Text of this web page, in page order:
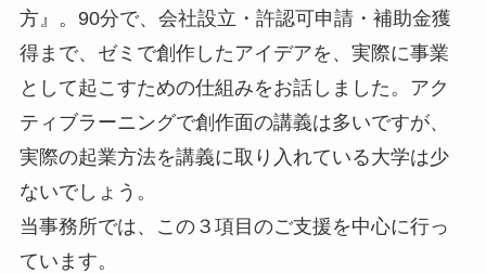
方』。90分で、会社設立・許認可申請・補助金獲
得まで、ゼミで創作したアイデアを、実際に事業
として起こすための仕組みをお話しました。アク
ティブラーニングで創作面の講義は多いですが、
実際の起業方法を講義に取り入れている大学は少
ないでしょう。
当事務所では、この３項目のご支援を中心に行っ
ています。